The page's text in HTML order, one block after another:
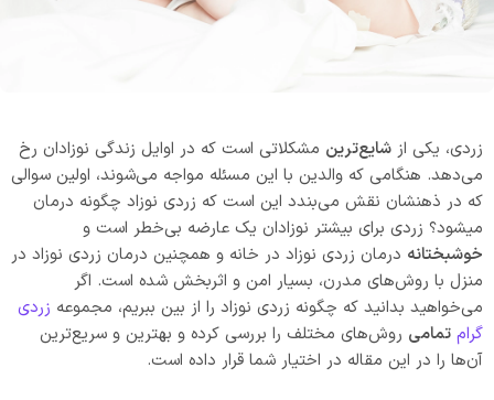
زردی، یکی از شایع‌ترین مشکلاتی است که در اوایل زندگی نوزادان رخ
می‌دهد. هنگامی که والدین با این مسئله مواجه می‌شوند، اولین سوالی
که در ذهنشان نقش می‌بندد این است که زردی نوزاد چگونه درمان
میشود؟ زردی برای بیشتر نوزادان یک عارضه بی‌خطر است و
خوشبختانه درمان زردی نوزاد در خانه و همچنین درمان زردی نوزاد در
منزل با روش‌های مدرن، بسیار امن و اثربخش شده است. اگر
می‌خواهید بدانید که چگونه زردی نوزاد را از بین ببریم، مجموعه زردی
گرام تمامی روش‌های مختلف را بررسی کرده و بهترین و سریع‌ترین
آن‌ها را در این مقاله در اختیار شما قرار داده است.